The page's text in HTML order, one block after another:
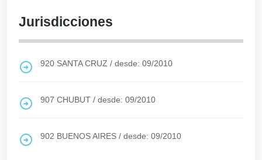
Jurisdicciones
920 SANTA CRUZ / desde: 09/2010
907 CHUBUT / desde: 09/2010
902 BUENOS AIRES / desde: 09/2010